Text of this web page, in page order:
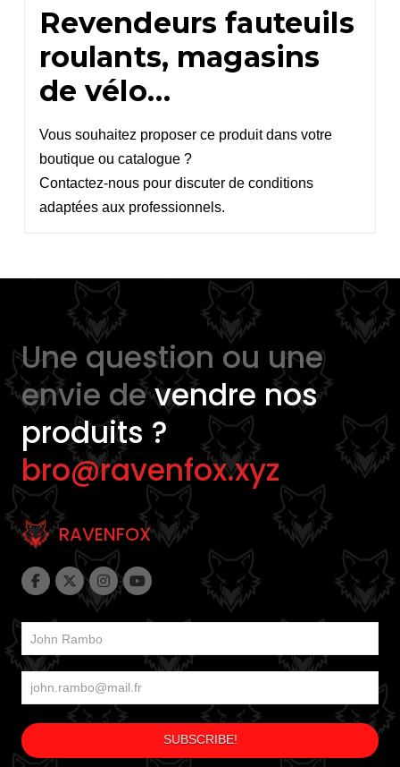
Revendeurs fauteuils
roulants, magasins
de vélo…
Vous souhaitez proposer ce produit dans votre
boutique ou catalogue ?
Contactez-nous pour discuter de conditions
adaptées aux professionnels.
Une question ou une
envie devendre nos
produits ?
bro@ravenfox.xyz
RAVENFOX